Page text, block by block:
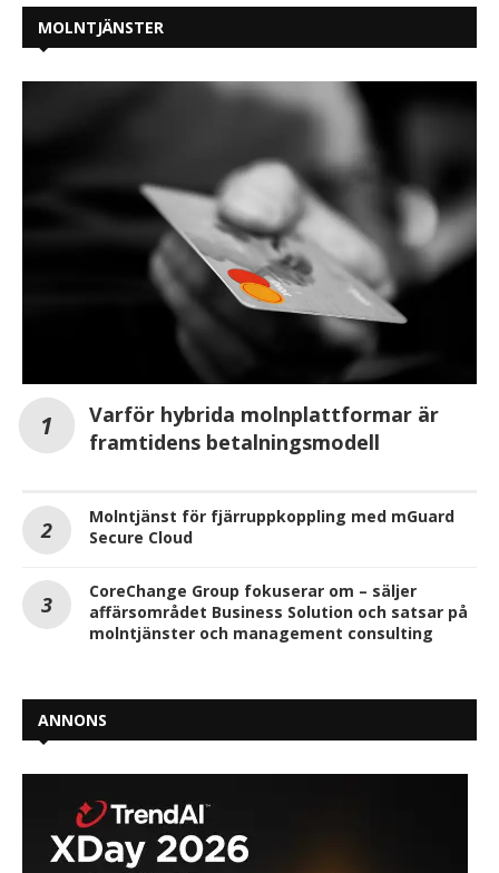
MOLNTJÄNSTER
Varför hybrida molnplattformar är
framtidens betalningsmodell
Molntjänst för fjärruppkoppling med mGuard
Secure Cloud
CoreChange Group fokuserar om – säljer
affärsområdet Business Solution och satsar på
molntjänster och management consulting
ANNONS